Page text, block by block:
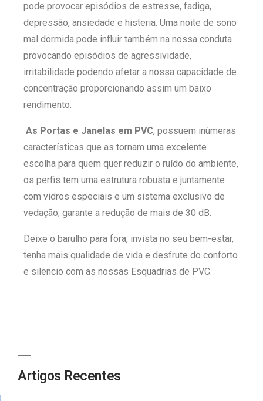
pode provocar episódios de estresse, fadiga,
depressão, ansiedade e histeria. Uma noite de sono
mal dormida pode influir também na nossa conduta
provocando episódios de agressividade,
irritabilidade podendo afetar a nossa capacidade de
concentração proporcionando assim um baixo
rendimento.
As Portas e Janelas em PVC, possuem inúmeras
características que as tornam uma excelente
escolha para quem quer reduzir o ruído do ambiente,
os perfis tem uma estrutura robusta e juntamente
com vidros especiais e um sistema exclusivo de
vedação, garante a redução de mais de 30 dB.
Deixe o barulho para fora, invista no seu bem-estar,
tenha mais qualidade de vida e desfrute do conforto
e silencio com as nossas Esquadrias de PVC.
Artigos Recentes